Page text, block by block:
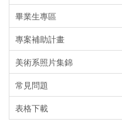
畢業生專區
專案補助計畫
美術系照片集錦
常見問題
表格下載